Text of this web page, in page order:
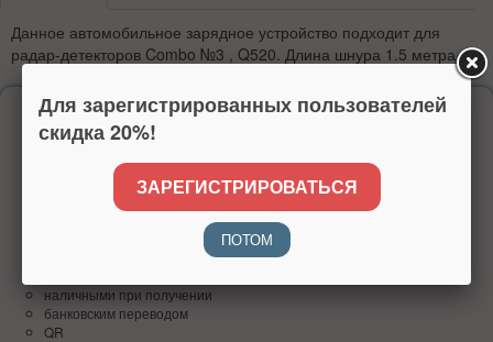
Данное автомобильное зарядное устройство подходит для
радар-детекторов Combo №3 , Q520. Длина шнура 1.5 метра.
Надежность
более 15 лет на рынке
высокий рейтинг
доверие покупателей по всей России
наличными при получении
банковским переводом
QR
Для зарегистрированных пользователей
скидка 20%!
ЗАРЕГИСТРИРОВАТЬСЯ
ПОТОМ